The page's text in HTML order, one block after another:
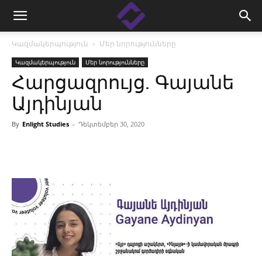
Կազմակերպություն Մեր նորությունները
Կազմակերպություն Մեր նորությունները
Հարցազրույց. Գայանե
Այդինյան
By Enlight Studies - Դեկտեմբեր 30, 2020